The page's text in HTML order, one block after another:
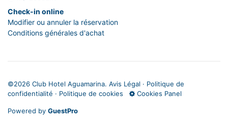
Check-in online
Modifier ou annuler la réservation
Conditions générales d'achat
©2026 Club Hotel Aguamarina. Avis Légal · Politique de
confidentialité · Politique de cookies Cookies Panel
Powered by GuestPro